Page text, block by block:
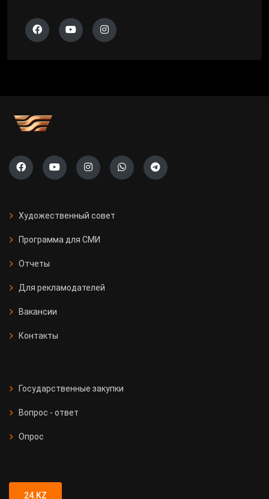
Художественный совет
Программа для СМИ
Отчеты
Для рекламодателей
Вакансии
Контакты
Государственные закупки
Вопрос - ответ
Опрос
24.KZ